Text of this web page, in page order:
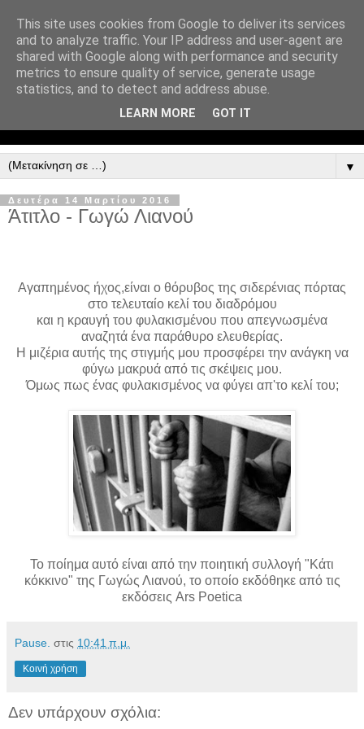
▼
Δευτέρα 14 Μαρτίου 2016
Άτιτλο - Γωγώ Λιανού
Αγαπημένος ήχος,είναι ο θόρυβος της σιδερένιας πόρτας
στο τελευταίο κελί του διαδρόμου
και η κραυγή του φυλακισμένου που απεγνωσμένα
αναζητά ένα παράθυρο ελευθερίας.
Η μιζέρια αυτής της στιγμής μου προσφέρει την ανάγκη να
φύγω μακρυά από τις σκέψεις μου.
Όμως πως ένας φυλακισμένος να φύγει απ'το κελί του;
Το ποίημα αυτό είναι από την ποιητική συλλογή "Κάτι
κόκκινο" της Γωγώς Λιανού, το οποίο εκδόθηκε από τις
εκδόσεις Ars Poetica
Pause. στις 10:41 π.μ.
Κοινή χρήση
Δεν υπάρχουν σχόλια:
This site uses cookies from Google to deliver its services
and to analyze traffic. Your IP address and user-agent are
shared with Google along with performance and security
metrics to ensure quality of service, generate usage
statistics, and to detect and address abuse.
LEARN MORE GOT IT